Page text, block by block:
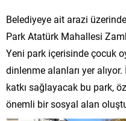
Belediyeye ait arazi
Park Atatürk Mahallesi
Yeni park içerisinde çocuk
dinlenme alanları yer
katkı sağlayacak bu park,
önemli bir sosyal alan